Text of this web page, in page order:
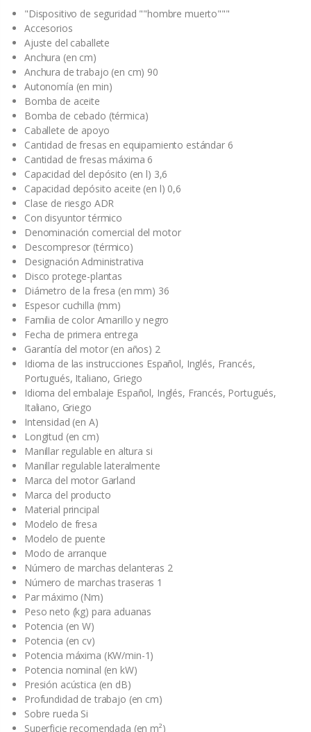
"Dispositivo de seguridad ""hombre muerto"""
Accesorios
Ajuste del caballete
Anchura (en cm)
Anchura de trabajo (en cm) 90
Autonomía (en min)
Bomba de aceite
Bomba de cebado (térmica)
Caballete de apoyo
Cantidad de fresas en equipamiento estándar 6
Cantidad de fresas máxima 6
Capacidad del depósito (en l) 3,6
Capacidad depósito aceite (en l) 0,6
Clase de riesgo ADR
Con disyuntor térmico
Denominación comercial del motor
Descompresor (térmico)
Designación Administrativa
Disco protege-plantas
Diámetro de la fresa (en mm) 36
Espesor cuchilla (mm)
Familia de color Amarillo y negro
Fecha de primera entrega
Garantía del motor (en años) 2
Idioma de las instrucciones Español, Inglés, Francés,
Portugués, Italiano, Griego
Idioma del embalaje Español, Inglés, Francés, Portugués,
Italiano, Griego
Intensidad (en A)
Longitud (en cm)
Manillar regulable en altura si
Manillar regulable lateralmente
Marca del motor Garland
Marca del producto
Material principal
Modelo de fresa
Modelo de puente
Modo de arranque
Número de marchas delanteras 2
Número de marchas traseras 1
Par máximo (Nm)
Peso neto (kg) para aduanas
Potencia (en W)
Potencia (en cv)
Potencia máxima (KW/min-1)
Potencia nominal (en kW)
Presión acústica (en dB)
Profundidad de trabajo (en cm)
Sobre rueda Si
Superficie recomendada (en m²)